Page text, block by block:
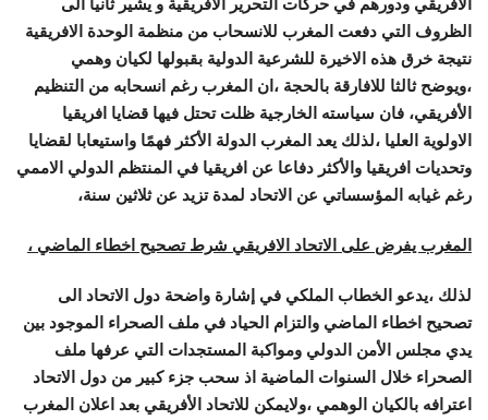
الأفريقي ودورهم في حركات التحرير الافريقية و يشير ثانيا الى
الظروف التي دفعت المغرب للانسحاب من منظمة الوحدة الافريقية
نتيجة خرق هذه الاخيرة للشرعية الدولية بقبولها لكيان وهمي
،ويوضح ثالثا للافارقة بالحجة ،ان المغرب رغم انسحابه من التنظيم
الأفريقي، فان سياسته الخارجية ظلت تحتل فيها قضايا افريقيا
الاولوية العليا ،لذلك يعد المغرب الدولة الأكثر فهمًا واستيعابا لقضايا
وتحديات افريقيا والأكثر دفاعا عن افريقيا في المنتظم الدولي الاممي
رغم غيابه المؤسساتي عن الاتحاد لمدة تزيد عن ثلاثين سنة،
المغرب يفرض على الاتحاد الافريقي شرط تصحيح اخطاء الماضي ،
لذلك ،يدعو الخطاب الملكي في إشارة واضحة دول الاتحاد الى
تصحيح اخطاء الماضي والتزام الحياد في ملف الصحراء الموجود بين
يدي مجلس الأمن الدولي ومواكبة المستجدات التي عرفها ملف
الصحراء خلال السنوات الماضية اذ سحب جزء كبير من دول الاتحاد
اعترافه بالكيان الوهمي ،ولايمكن للاتحاد الأفريقي بعد اعلان المغرب